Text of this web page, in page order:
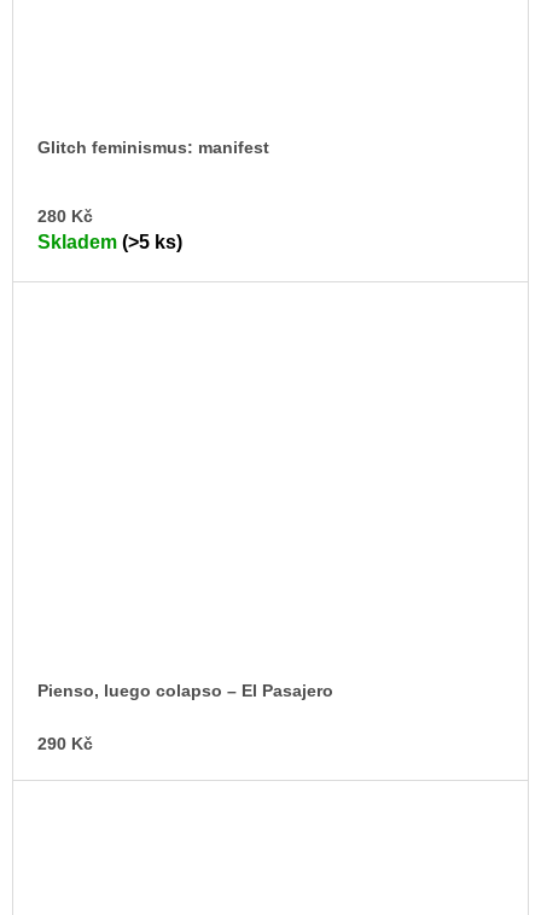
Glitch feminismus: manifest
280 Kč
Skladem (>5 ks)
Pienso, luego colapso – El Pasajero
290 Kč